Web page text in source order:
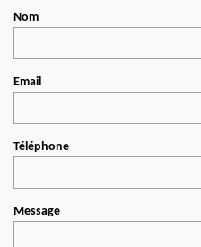
Nom
Email
Téléphone
Message